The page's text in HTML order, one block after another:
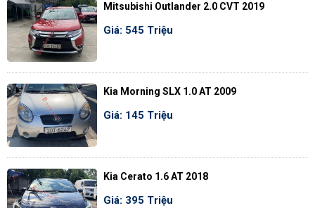
Mitsubishi Outlander 2.0 CVT 2019
Giá: 545 Triệu
Kia Morning SLX 1.0 AT 2009
Giá: 145 Triệu
Kia Cerato 1.6 AT 2018
Giá: 395 Triệu